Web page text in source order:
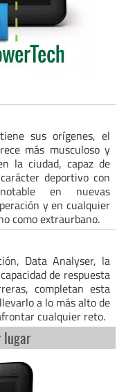
sus orígenes, el
más musculoso y
la ciudad, capaz de
deportivo con
en nuevas
y en cualquier
como extraurbano.
Data Analyser, la
de respuesta
completan esta
a lo más alto de
cualquier reto.
lugar